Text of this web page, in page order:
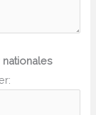
nationales